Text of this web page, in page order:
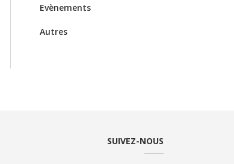
Evènements
Autres
SUIVEZ-NOUS